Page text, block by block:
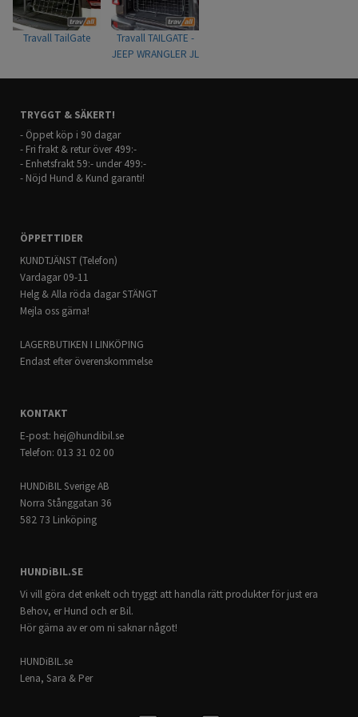
Travall TailGate
Travall TAILGATE -
JEEP WRANGLER JL
TRYGGT & SÄKERT!
- Öppet köp i 90 dagar
- Fri frakt & retur över 499:-
- Enhetsfrakt 59:- under 499:-
- Nöjd Hund & Kund garanti!
ÖPPETTIDER
KUNDTJÄNST (Telefon)
Vardagar 09-11
Helg & Alla röda dagar STÄNGT
Mejla oss gärna!
LAGERBUTIKEN I LINKÖPING
Endast efter överenskommelse
KONTAKT
E-post: hej@hundibil.se
Telefon: 013 31 02 00
HUNDiBIL Sverige AB
Norra Stånggatan 36
582 73 Linköping
HUNDiBIL.SE
Vi vill göra det enkelt och tryggt att handla rätt produkter för just era
Behov, er Hund och er Bil.
Hör gärna av er om ni saknar något!
HUNDiBIL.se
Lena, Sara & Per